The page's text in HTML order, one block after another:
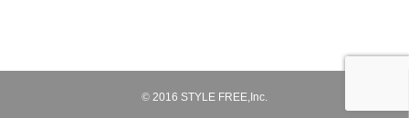
© 2016 STYLE FREE,Inc.